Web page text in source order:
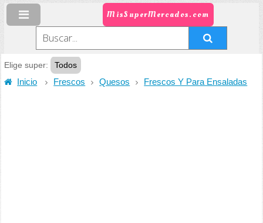
MisSuperMercados.com
Elige super:
Todos
Inicio
Frescos Quesos Frescos Y Para Ensaladas